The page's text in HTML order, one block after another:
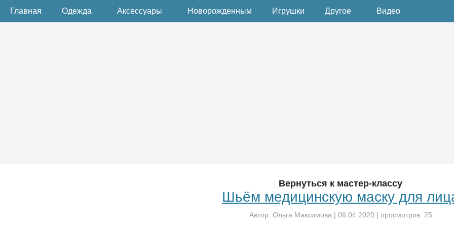
Главная Одежда Аксессуары Новорожденным Игрушки Другое Видео
Вернуться к мастер-классу
Шьём медицинскую маску для
Автор: Ольга Максимова | 06.04.2020 | просмотров: 25